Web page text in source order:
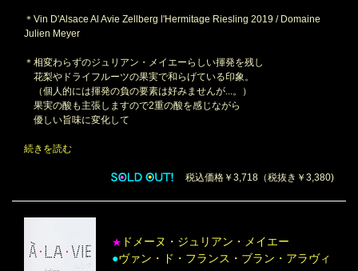
＊Vin D'Alsace Al Avie Zellberg l'Hermitage Riesling 2019 / Domaine
Julien Meyer
＊相変わらずのジュリアン・メイエーらしい揮発を残し
花梨やドライフルーツの果実で和らげている印象。
（個人的には揮発の負の要素は好みませんが...。）
果実の酸も主張しますので2重の酸を感じながら
優しい旨味に変化して
続きを読む
税込価格￥3,718（税抜き￥3,380)
★ ドメーヌ・ジュリアン・メイエー
●ヴァン・ド・フランス・ブラン・アラヴィ